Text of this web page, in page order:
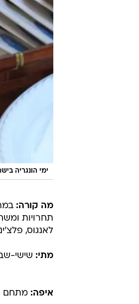
ימי הונגריה
מה קורה:
תחרויות
לאנגוס,
מתי: שישי-שבת, 6-7 במאי במתחם התחנה בתל אביב
איפה: מתחם